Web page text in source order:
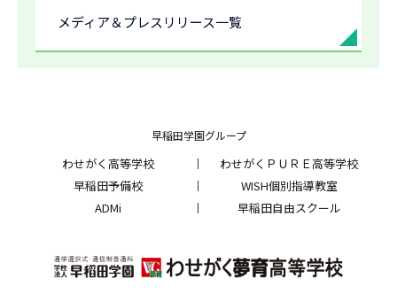
メディア＆プレスリリース一覧
早稲田学園グループ
わせがく高等学校
わせがくＰＵＲＥ高等学校
早稲田予備校
WISH個別指導教室
ADMi
早稲田自由スクール